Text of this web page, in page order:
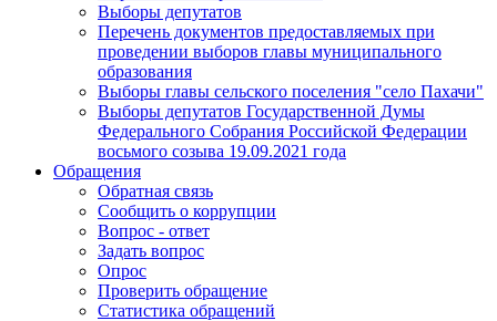
Выборы депутатов
Перечень документов предоставляемых при
проведении выборов главы муниципального
образования
Выборы главы сельского поселения "село Пахачи"
Выборы депутатов Государственной Думы
Федерального Собрания Российской Федерации
восьмого созыва 19.09.2021 года
Обращения
Обратная связь
Сообщить о коррупции
Вопрос - ответ
Задать вопрос
Опрос
Проверить обращение
Статистика обращений